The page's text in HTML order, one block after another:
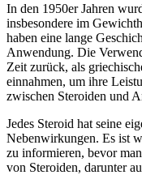
In den 1950er Jahren
insbesondere im
haben eine lange
Anwendung. Die
Zeit zurück, als
einnahmen, um ihre
zwischen Steroiden und
Jedes Steroid hat seine
Nebenwirkungen. Es ist
zu informieren, bevor
von Steroiden, darunter